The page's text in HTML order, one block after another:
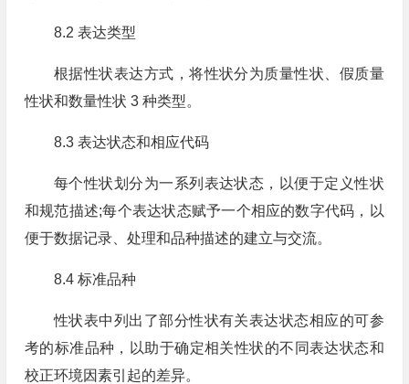
8.2 表达类型
根据性状表达方式，将性状分为质量性状、假质量
性状和数量性状 3 种类型。
8.3 表达状态和相应代码
每个性状划分为一系列表达状态，以便于定义性状
和规范描述;每个表达状态赋予一个相应的数字代码，以
便于数据记录、处理和品种描述的建立与交流。
8.4 标准品种
性状表中列出了部分性状有关表达状态相应的可参
考的标准品种，以助于确定相关性状的不同表达状态和
校正环境因素引起的差异。